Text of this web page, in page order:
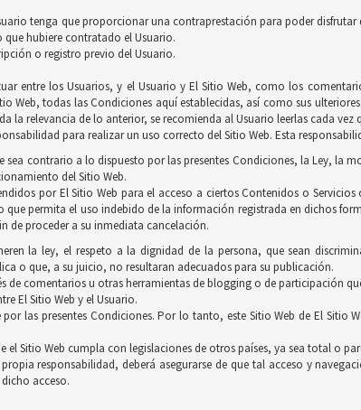
tenga que proporcionar una contraprestación para poder
que hubiere contratado el Usuario.
o registro previo del Usuario.
entre los Usuarios, y el Usuario y El Sitio Web, como los
Web, todas las Condiciones aquí establecidas, así como sus
relevancia de lo anterior, se recomienda al Usuario leerlas cada vez
para realizar un uso correcto del Sitio Web. Esta
contrario a lo dispuesto por las presentes Condiciones, la Ley, la
del Sitio Web.
por El Sitio Web para el acceso a ciertos Contenidos o Servicios
permita el uso indebido de la información registrada en dichos
de proceder a su inmediata cancelación.
la ley, el respeto a la dignidad de la persona, que sean
o que, a su juicio, no resultaran adecuados para su publicación.
de comentarios u otras herramientas de blogging o de participación
El Sitio Web y el Usuario.
las presentes Condiciones. Por lo tanto, este Sitio Web de El Sitio
Sitio Web cumpla con legislaciones de otros países, ya sea total o
responsabilidad, deberá asegurarse de que tal acceso y
acceso.